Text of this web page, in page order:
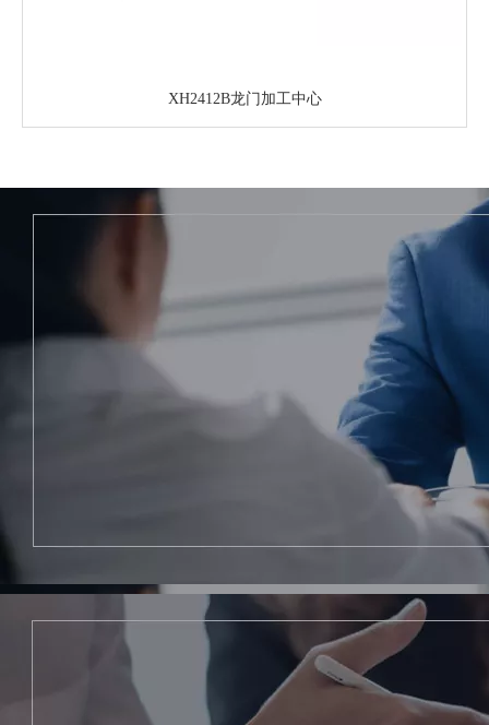
XH2412B龙门加工中心